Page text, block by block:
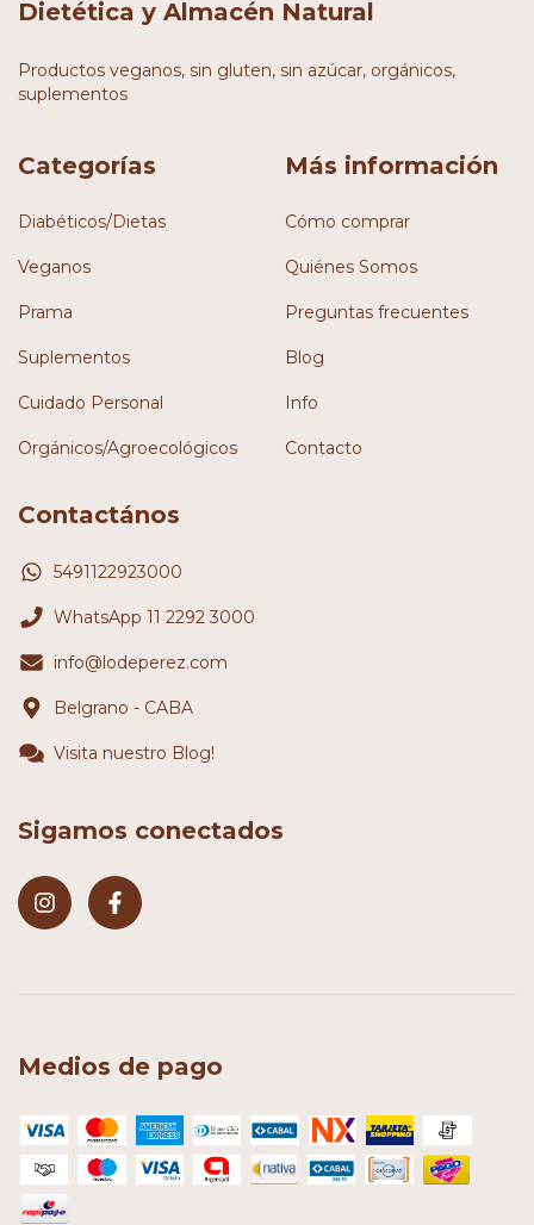
Dietética y Almacén Natural
Productos veganos, sin gluten, sin azúcar, orgánicos,
suplementos
Categorías
Diabéticos/Dietas
Veganos
Prama
Suplementos
Cuidado Personal
Orgánicos/Agroecológicos
Más información
Cómo comprar
Quiénes Somos
Preguntas frecuentes
Blog
Info
Contacto
Contactános
5491122923000
WhatsApp 11 2292 3000
info@lodeperez.com
Belgrano - CABA
Visita nuestro Blog!
Sigamos conectados
Medios de pago